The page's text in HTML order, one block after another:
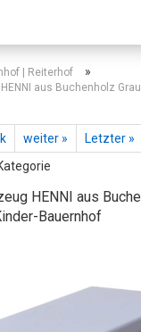
| Reiterhof »
aus Buchenholz
weiter »
Letzter »
HENNI aus
Bauernhof